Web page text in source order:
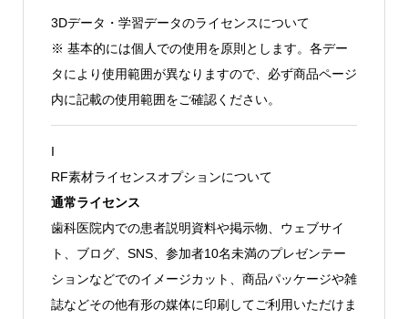
3Dデータ・学習データのライセンスについて
※ 基本的には個人での使用を原則とします。各デー
タにより使用範囲が異なりますので、必ず商品ページ
内に記載の使用範囲をご確認ください。
I
RF素材ライセンスオプションについて
通常ライセンス
歯科医院内での患者説明資料や掲示物、ウェブサイ
ト、ブログ、SNS、参加者10名未満のプレゼンテー
ションなどでのイメージカット、商品パッケージや雑
誌などその他有形の媒体に印刷してご利用いただけま